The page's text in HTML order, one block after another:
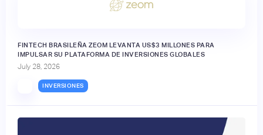
FINTECH BRASILEÑA ZEOM LEVANTA US$3 MILLONES PARA
IMPULSAR SU PLATAFORMA DE INVERSIONES GLOBALES
July 28, 2026
INVERSIONES